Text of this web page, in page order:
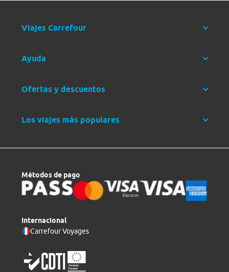
Viajes Carrefour
Ayuda
Ofertas y descuentos
Los viajes más populares
Métodos de pago
Internacional
Carrefour Voyages